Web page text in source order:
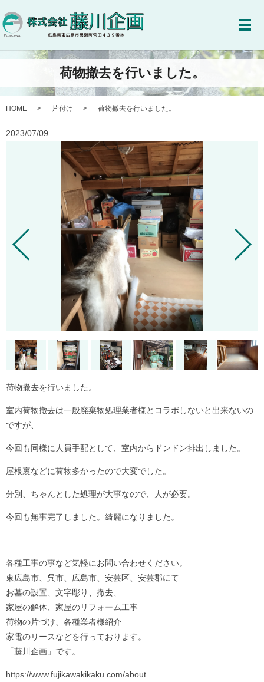
メ
荷物撤去を行いました。
HOME 片付け 荷物撤去を行いました。
2023/07/09
荷物撤去を行いました。
室内荷物撤去は一般廃棄物処理業者様とコラボしないと出来ないの
ですが、
今回も同様に人員手配として、室内からドンドン排出しました。
屋根裏などに荷物多かったので大変でした。
分別、ちゃんとした処理が大事なので、人が必要。
今回も無事完了しました。綺麗になりました。
各種工事の事など気軽にお問い合わせください。
東広島市、呉市、広島市、安芸区、安芸郡にて
お墓の設置、文字彫り、撤去、
家屋の解体、家屋のリフォーム工事
荷物の片づけ、各種業者様紹介
家電のリースなどを行っております。
「藤川企画」です。
https://www.fujikawakikaku.com/about